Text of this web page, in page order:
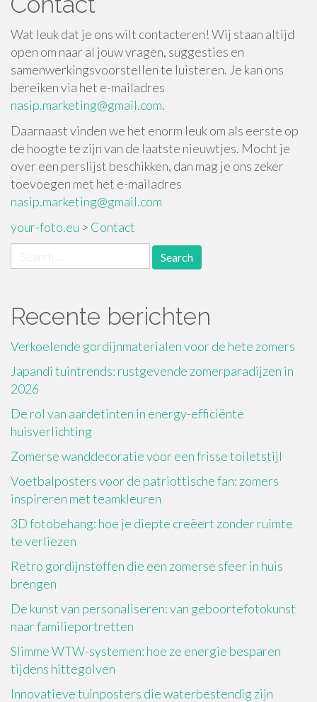
Wat leuk dat je ons wilt contacteren! Wij staan altijd
open om naar al jouw vragen, suggesties en
samenwerkingsvoorstellen te luisteren. Je kan ons
bereiken via het e-mailadres
nasip.marketing@gmail.com.
Daarnaast vinden we het enorm leuk om als eerste op
de hoogte te zijn van de laatste nieuwtjes. Mocht je
over een perslijst beschikken, dan mag je ons zeker
toevoegen met het e-mailadres
nasip.marketing@gmail.com
your-foto.eu > Contact
for:
Recente berichten
Verkoelende gordijnmaterialen voor de hete zomers
Japandi tuintrends: rustgevende zomerparadijzen in
2026
De rol van aardetinten in energy-efficiënte
huisverlichting
Zomerse wanddecoratie voor een frisse toiletstijl
Voetbalposters voor de patriottische fan: zomers
inspireren met teamkleuren
3D fotobehang: hoe je diepte creëert zonder ruimte
te verliezen
Retro gordijnstoffen die een zomerse sfeer in huis
brengen
De kunst van personaliseren: van geboortefotokunst
naar familieportretten
Slimme WTW-systemen: hoe ze energie besparen
tijdens hittegolven
Innovatieve tuinposters die waterbestendig zijn